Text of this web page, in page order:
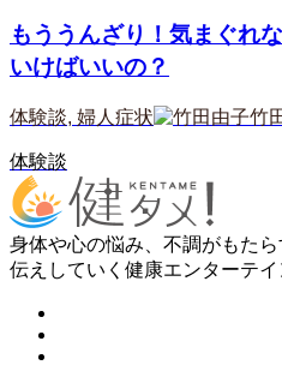
もううんざり！気まぐれ
いけばいいの？
体験談, 婦人症状 竹
体験談
身体や心の悩み、不調がもた
伝えしていく健康エンターテイ